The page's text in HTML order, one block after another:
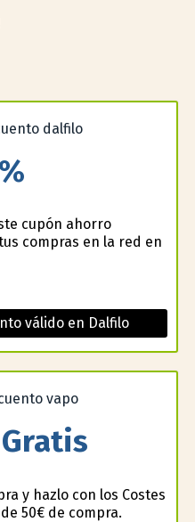
cupón ahorro
compras en la red en
válido en Dalfilo
y hazlo con los Costes
50€ de compra.